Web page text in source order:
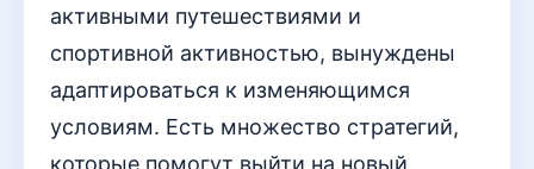
активными путешествиями и
спортивной активностью, вынуждены
адаптироваться к изменяющимся
условиям. Есть множество стратегий,
которые помогут выйти на новый